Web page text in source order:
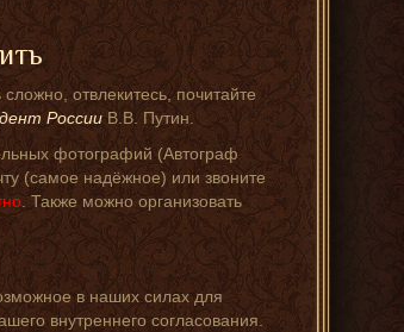
отвлекитесь, почитайте
РоссииВ.В. Путин.
фотографий (Автограф
(самое надёжное) или звоните
. Также можно организовать
в наших силах для
внутреннего согласования.